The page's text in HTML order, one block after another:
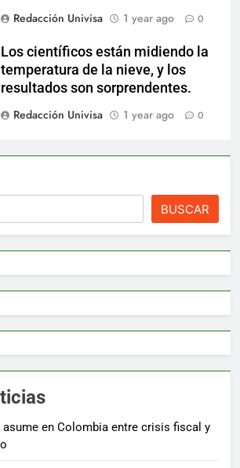
Redacción Univisa
1 year ago 0
Los científicos están midiendo la
temperatura de la nieve, y los
resultados son sorprendentes.
Redacción Univisa
1 year ago 0
BUSCAR
asume en Colombia entre crisis fiscal y